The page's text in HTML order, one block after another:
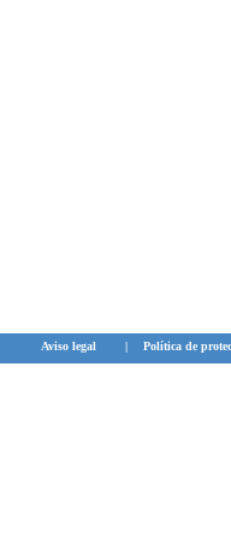
Aviso legal | Política de